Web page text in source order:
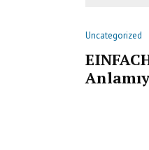
Uncategorized